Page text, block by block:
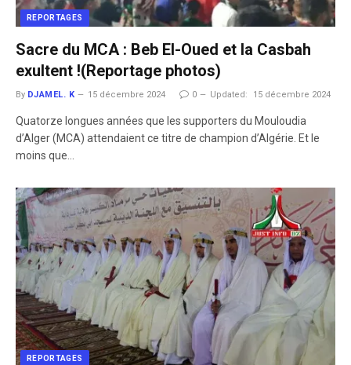
REPORTAGES
Sacre du MCA : Beb El-Oued et la Casbah
exultent !(Reportage photos)
By DJAMEL. K 15 décembre 2024 0 Updated: 15 décembre 2024
Quatorze longues années que les supporters du Mouloudia
d’Alger (MCA) attendaient ce titre de champion d’Algérie. Et le
moins que…
REPORTAGES